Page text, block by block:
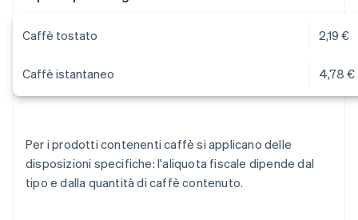
Caffè tostato 2,19 €
Caffè istantaneo 4,78 €
Per i prodotti contenenti caffè si applicano delle
disposizioni specifiche: l'aliquota fiscale dipende dal
tipo e dalla quantità di caffè contenuto.